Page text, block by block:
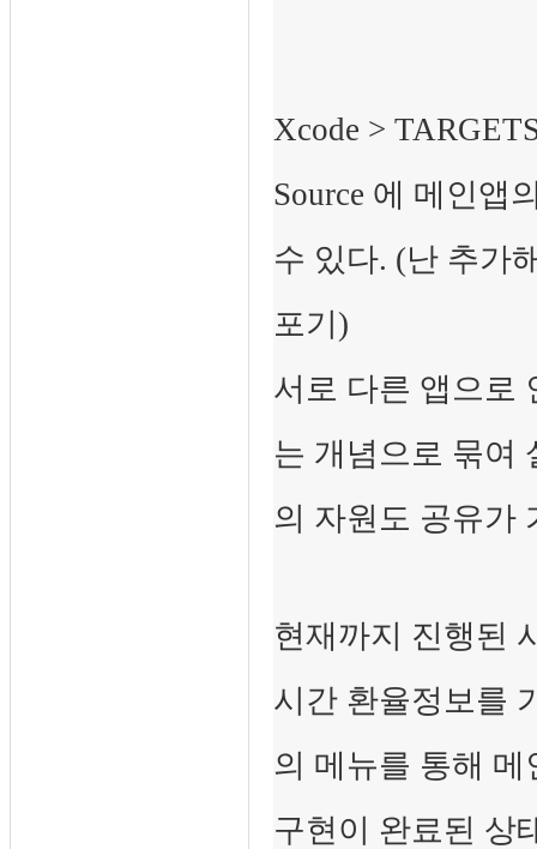
Xcode >
Source 에 메인앱
수 있다. (난 추가
포기)
서로 다른 앱으로
는 개념으로 묶여
의 자원도 공유가
현재까지 진행된
시간 환율정보를
의 메뉴를 통해
구현이 완료된 상